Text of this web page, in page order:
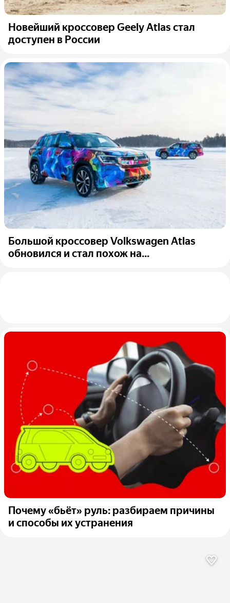
Новейший кроссовер Geely Atlas стал
доступен в России
Большой кроссовер Volkswagen Atlas
обновился и стал похож на...
Почему «бьёт» руль: разбираем причины
и способы их устранения